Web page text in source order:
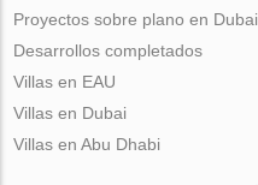
Proyectos sobre plano en Dubai
Desarrollos completados
Villas en EAU
Villas en Dubai
Villas en Abu Dhabi